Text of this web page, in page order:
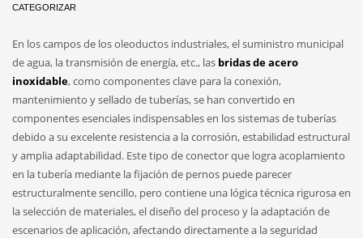
CATEGORIZAR
En los campos de los oleoductos industriales, el suministro municipal
de agua, la transmisión de energía, etc., las bridas de acero
inoxidable, como componentes clave para la conexión,
mantenimiento y sellado de tuberías, se han convertido en
componentes esenciales indispensables en los sistemas de tuberías
debido a su excelente resistencia a la corrosión, estabilidad estructural
y amplia adaptabilidad. Este tipo de conector que logra acoplamiento
en la tubería mediante la fijación de pernos puede parecer
estructuralmente sencillo, pero contiene una lógica técnica rigurosa en
la selección de materiales, el diseño del proceso y la adaptación de
escenarios de aplicación, afectando directamente a la seguridad